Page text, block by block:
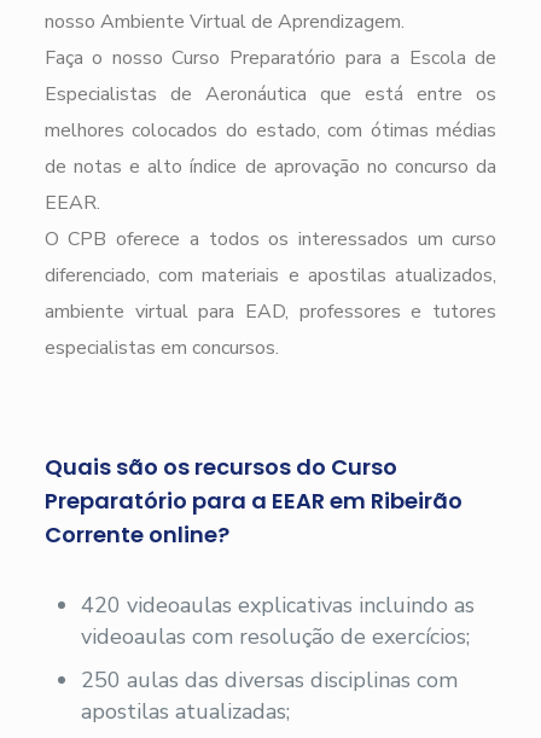
nosso Ambiente Virtual de Aprendizagem.
Faça o nosso Curso Preparatório para a Escola de
Especialistas de Aeronáutica que está entre os
melhores colocados do estado, com ótimas médias
de notas e alto índice de aprovação no concurso da
EEAR.
O CPB oferece a todos os interessados um curso
diferenciado, com materiais e apostilas atualizados,
ambiente virtual para EAD, professores e tutores
especialistas em concursos.
Quais são os recursos do Curso
Preparatório para a EEAR em Ribeirão
Corrente online?
420 videoaulas explicativas incluindo as
videoaulas com resolução de exercícios;
250 aulas das diversas disciplinas com
apostilas atualizadas;